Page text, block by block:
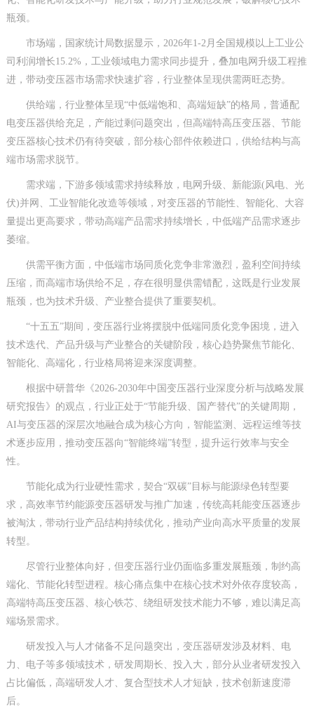
瓶颈。
市场端，国家统计局数据显示，2026年1-2月全国规模以上工业公
司利润增长15.2%，工业领域电力需求同步提升，叠加电网升级工程推
进，带动变压器市场需求快速扩容，行业整体呈现供需两旺态势。
供给端，行业整体呈现“中低端饱和、高端短缺”的格局，普通配
电变压器供给充足，产能过剩问题突出，但高端特高压变压器、节能
变压器核心技术仍有待突破，部分核心部件依赖进口，供给结构与高
端市场需求脱节。
需求端，下游多领域需求持续释放，电网升级、新能源(风电、光
伏)并网、工业智能化改造等领域，对变压器的节能性、智能化、大容
量提出更高要求，带动高端产品需求持续增长，中低端产品需求逐步
萎缩。
供需平衡方面，中低端市场同质化竞争非常激烈，盈利空间持续
压缩，而高端市场供给不足，存在很明显供需错配，这既是行业发展
瓶颈，也为技术升级、产业整合提供了重要契机。
“十五五”期间，变压器行业将摆脱中低端同质化竞争困境，进入
技术迭代、产品升级与产业整合的关键阶段，核心趋势聚焦节能化、
智能化、高端化，行业格局将迎来深度调整。
根据中研普华《2026-2030年中国变压器行业深度分析与战略发展
研究报告》的观点，行业正处于“节能升级、国产替代”的关键周期，
AI与变压器的深层次地融合成为核心方向，智能监测、远程运维等技
术逐步应用，推动变压器向“智能终端”转型，提升运行效率与安全
性。
节能化成为行业硬性需求，契合“双碳”目标与能源绿色转型要
求，高效率节约能源变压器研发与推广加速，传统高耗能变压器逐步
被淘汰，带动行业产品结构持续优化，推动产业向高水平质量的发展
转型。
尽管行业整体向好，但变压器行业仍面临多重发展瓶颈，制约高
端化、节能化转型进程。核心痛点集中在核心技术对外依存度较高，
高端特高压变压器、核心铁芯、绕组研发技术能力不够，难以满足高
端场景需求。
研发投入与人才储备不足问题突出，变压器研发涉及材料、电
力、电子等多领域技术，研发周期长、投入大，部分从业者研发投入
占比偏低，高端研发人才、复合型技术人才短缺，技术创新速度滞
后。